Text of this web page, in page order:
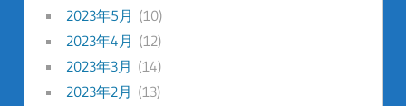
2023年5月 (10)
2023年4月 (12)
2023年3月 (14)
2023年2月 (13)